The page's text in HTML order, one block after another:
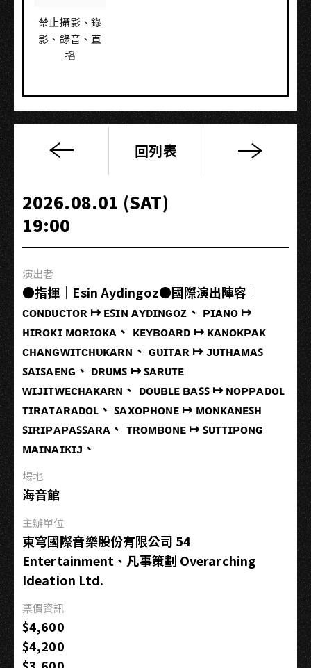
禁止攝影、錄
影、錄音、直
播
《LA
LAND
IN
CONCERT》
樂
愛
你
電
影
交
響
樂
會
回列表
2026.08.01 (SAT)
19:00
演出者
●指揮｜Esin Aydingoz●國際演出陣容｜
ᴄᴏɴᴅᴜᴄᴛᴏʀ ↦ ᴇꜱɪɴ ᴀʏᴅɪɴɢᴏᴢ、 ᴘɪᴀɴᴏ ↦
ʜɪʀᴏᴋɪ ᴍᴏʀɪᴏᴋᴀ、 ᴋᴇʏʙᴏᴀʀᴅ ↦ ᴋᴀɴᴏᴋᴘᴀᴋ
ᴄʜᴀɴɢᴡɪᴛᴄʜᴜᴋᴀʀɴ、 ɢᴜɪᴛᴀʀ ↦ ᴊᴜᴛʜᴀᴍᴀꜱ
ꜱᴀɪꜱᴀᴇɴɢ、 ᴅʀᴜᴍꜱ ↦ ꜱᴀʀᴜᴛᴇ
ᴡɪᴊɪᴛᴡᴇᴄʜᴀᴋᴀʀɴ、 ᴅᴏᴜʙʟᴇ ʙᴀꜱꜱ ↦ ɴᴏᴘᴘᴀᴅᴏʟ
ᴛɪʀᴀᴛᴀʀᴀᴅᴏʟ、 ꜱᴀxᴏᴘʜᴏɴᴇ ↦ ᴍᴏɴᴋᴀɴᴇꜱʜ
ꜱɪʀɪᴘᴀᴘᴀꜱꜱᴀʀᴀ、 ᴛʀᴏᴍʙᴏɴᴇ ↦ ꜱᴜᴛᴛɪᴘᴏɴɢ
ᴍᴀɪɴᴀɪᴋɪᴊ、
場地
海音館
主辦單位
東穹國際音樂股份有限公司 54
Entertainment、凡事策劃 Overarching
Ideation Ltd.
票價資訊
$4,600
$4,200